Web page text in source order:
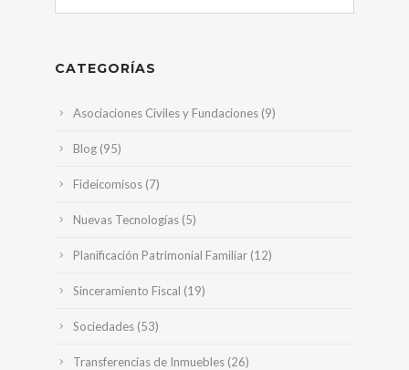
CATEGORÍAS
Asociaciones Civiles y Fundaciones(9)
Blog(95)
Fideicomisos(7)
Nuevas Tecnologías(5)
Planificación Patrimonial Familiar(12)
Sinceramiento Fiscal (19)
Sociedades(53)
Transferencias de Inmuebles(26)